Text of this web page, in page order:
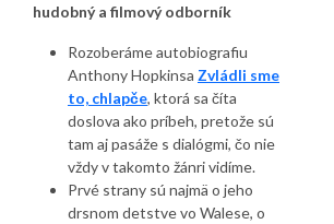
hudobný a filmový odborník
Rozoberáme autobiografiu
Anthony Hopkinsa Zvládli sme
to, chlapče, ktorá sa číta
doslova ako príbeh, pretože sú
tam aj pasáže s dialógmi, čo nie
vždy v takomto žánri vidíme.
Prvé strany sú najmä o jeho
drsnom detstve vo Walese, o